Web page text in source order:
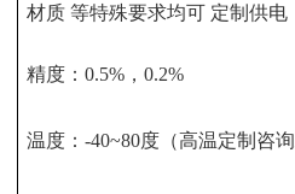
材质 等特殊要求均可 定制供电
精度： 0.5%，0.2%
温度： -40~80度（高温定制咨询